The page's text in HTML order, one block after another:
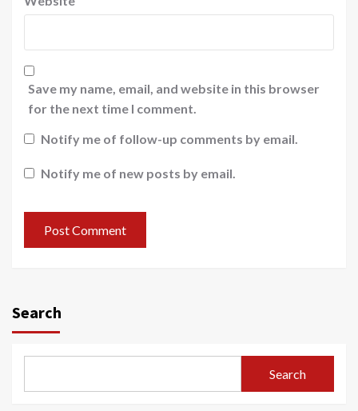
Save my name, email, and website in this browser
for the next time I comment.
Notify me of follow-up comments by email.
Notify me of new posts by email.
Search
Search